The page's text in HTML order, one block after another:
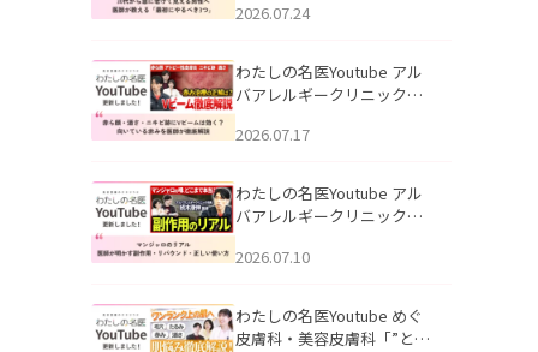
える男性へ｜医師が教える
公開いたしました。
2026.07.24
わたしの名医Youtube アル
バアレルギークリニック札
跡にVビームは効く？向いて
説」を公開いたしました。
2026.07.17
わたしの名医Youtube アル
バアレルギークリニック札
医師が明かす副作用・リバ
公開いたしました。
2026.07.10
わたしの名医Youtube めぐ
皮膚科・美容皮膚科「”とお